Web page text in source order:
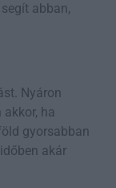
abban,
Nyáron
ha
gyorsabban
akár